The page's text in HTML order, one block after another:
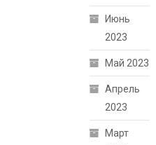
Июнь
2023
Май 2023
Апрель
2023
Март